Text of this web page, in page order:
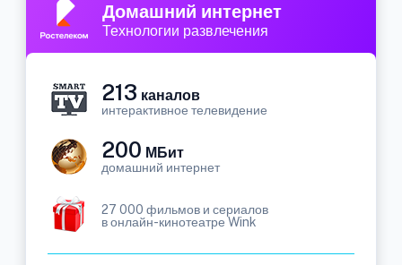
Домашний интернет
Технологии развлечения
213 каналов
интерактивное телевидение
200 МБит
домашний интернет
27 000 фильмов и сериалов
в онлайн-кинотеатре Wink